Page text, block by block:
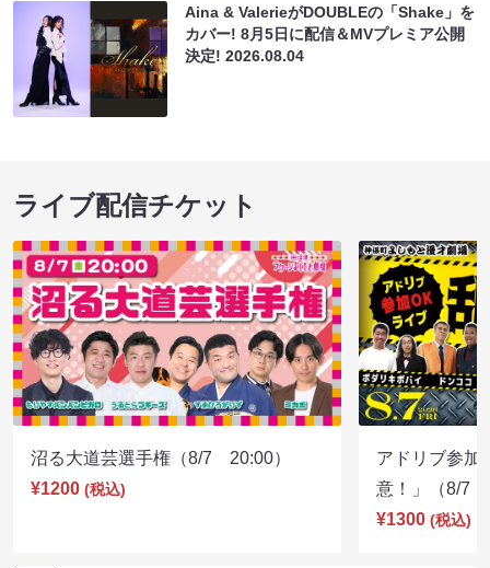
Aina & ValerieがDOUBLEの「Shake」を
カバー! 8月5日に配信＆MVプレミア公開
決定!2026.08.04
ライブ配信チケット
沼る大道芸選手権（8/7 20:00）
¥1200 (税込)
アドリブ参加
意！」（8/7
¥1300 (税込)